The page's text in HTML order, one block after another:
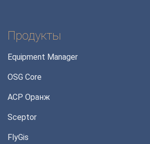
Продукты
Equipment Manager
OSG Core
АСР Оранж
Sceptor
FlyGis